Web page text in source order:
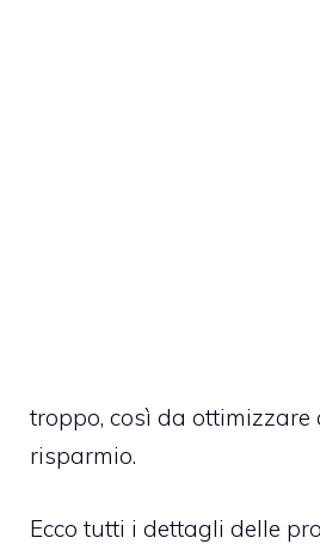
troppo, così da ottimizzare
risparmio.
Ecco tutti i dettagli delle